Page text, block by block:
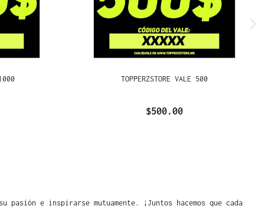
TOPPERZSTORE VALE 500
$500.00
e inspirarse mutuamente. ¡Juntos hacemos que cada